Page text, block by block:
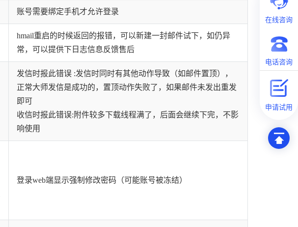
账号需要绑定手机才允许登录
hmail重启的时候返回的报错，可以新建一封邮件试下，如仍异
常，可以提供下日志信息反馈售后
发信时报此错误 :发信时同时有其他动作导致（如邮件置顶），
正常大师发信是成功的，置顶动作失败了，如果邮件未发出重发
即可
收信时报此错误:附件较多下载线程满了，后面会继续下完，不影
响使用
登录web端显示强制修改密码（可能账号被冻结）
在线咨询
电话咨询
申请试用